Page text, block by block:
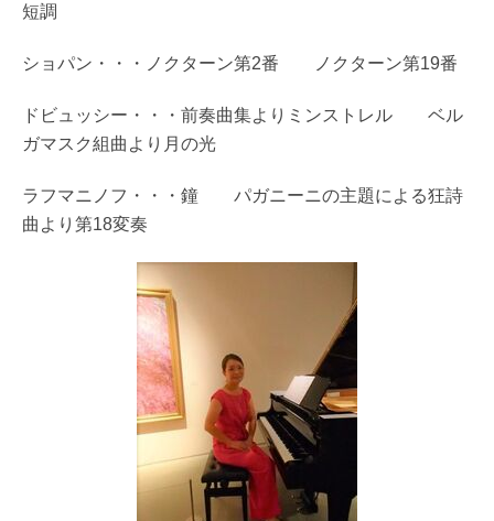
短調
ショパン・・・ノクターン第2番 ノクターン第19番
ドビュッシー・・・前奏曲集よりミンストレル ベル
ガマスク組曲より月の光
ラフマニノフ・・・鐘 パガニーニの主題による狂詩
曲より第18変奏